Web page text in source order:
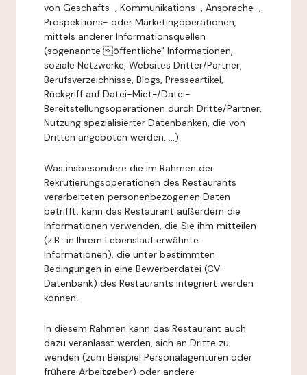
von Geschäfts-, Kommunikations-, Ansprache-,
Prospektions- oder Marketingoperationen,
mittels anderer Informationsquellen
(sogenannte öffentliche" Informationen,
soziale Netzwerke, Websites Dritter/Partner,
Berufsverzeichnisse, Blogs, Presseartikel,
Rückgriff auf Datei-Miet-/Datei-
Bereitstellungsoperationen durch Dritte/Partner,
Nutzung spezialisierter Datenbanken, die von
Dritten angeboten werden, ...).
Was insbesondere die im Rahmen der
Rekrutierungsoperationen des Restaurants
verarbeiteten personenbezogenen Daten
betrifft, kann das Restaurant außerdem die
Informationen verwenden, die Sie ihm mitteilen
(z.B.: in Ihrem Lebenslauf erwähnte
Informationen), die unter bestimmten
Bedingungen in eine Bewerberdatei (CV-
Datenbank) des Restaurants integriert werden
können.
In diesem Rahmen kann das Restaurant auch
dazu veranlasst werden, sich an Dritte zu
wenden (zum Beispiel Personalagenturen oder
frühere Arbeitgeber) oder andere